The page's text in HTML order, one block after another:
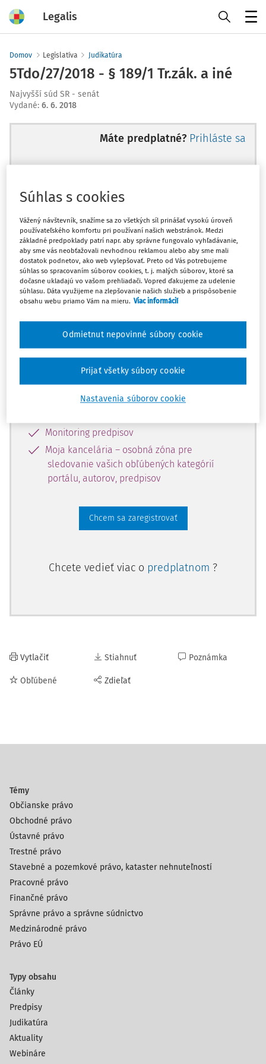
Legalis
Domov Legislatíva Judikatúra
5Tdo/27/2018 - § 189/1 Tr.zák. a iné
Najvyšší súd SR - senát
Vydané: 6. 6. 2018
Máte predplatné? Prihláste sa
Ups, zatiaľ ste si prečítali len
začiatok...
Celý odborný obsah z tejto oblasti je
dostupný predplatiteľom portálu.
obsahu a získajte prístup na 10 dní
zdarma, stačí sa len zaregistrovať.
Vďaka registrácii získate prístup aj k
vybranému obsahu:
Monitoring predpisov
Moja kancelária – osobná zóna pre
sledovanie vašich obľúbených kategórií
portálu, autorov, predpisov
Chcem sa zaregistrovať
Chcete vedieť viac o predplatnom ?
Vytlačiť
Obľúbené
Stiahnuť
Zdieľať
Poznámka
Témy
Občianske právo
Obchodné právo
Ústavné právo
Trestné právo
Stavebné a pozemkové právo, kataster nehnuteľností
Pracovné právo
Finančné právo
Správne právo a správne súdnictvo
Medzinárodné právo
Právo EÚ
Typy obsahu
Články
Predpisy
Judikatúra
Aktuality
Webináre
Súhlas s cookies
Vážený návštevník, snažíme sa zo všetkých síl prinášať vysokú úroveň
používateľského komfortu pri používaní našich webstránok. Medzi
základné predpoklady patrí napr. aby správne fungovalo vyhľadávanie,
aby sme vás neobťažovali nevhodnou reklamou alebo aby sme mali
dostatok podnetov, ako web vylepšovať. Preto od Vás potrebujeme
súhlas so spracovaním súborov cookies, t. j. malých súborov, ktoré sa
dočasne ukladajú vo vašom prehliadači. Vopred ďakujeme za udelenie
súhlasu. Dáta využijeme na zlepšovanie našich služieb a prispôsobenie
obsahu webu priamo Vám na mieru. Viac informácií
Nastavenia súborov cookie
Odmietnut nepovinné súbory cookie
Prijať všetky súbory cookie